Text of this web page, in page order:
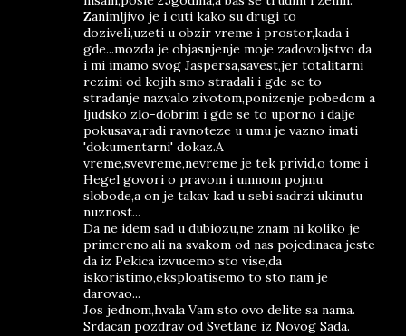
Zanimljivo je i cuti kako su drugi to
doziveli,uzeti u obzir vreme i prostor,kada i
gde...mozda je objasnjenje moje zadovoljstvo da
i mi imamo svog Jaspersa,savest,jer totalitarni
rezimi od kojih smo stradali i gde se to
stradanje nazvalo zivotom,ponizenje pobedom a
ljudsko zlo-dobrim i gde se to uporno i dalje
pokusava,radi ravnoteze u umu je vazno imati
'dokumentarni' dokaz.A
vreme,svevreme,nevreme je tek privid,o tome i
Hegel govori o pravom i umnom pojmu
slobode,a on je takav kad u sebi sadrzi ukinutu
nuznost...
Da ne idem sad u dubiozu,ne znam ni koliko je
primereno,ali na svakom od nas pojedinaca jeste
da iz Pekica izvucemo sto vise,da
iskoristimo,eksploatisemo to sto nam je
darovao...
Jos jednom,hvala Vam sto ovo delite sa nama.
Srdacan pozdrav od Svetlane iz Novog Sada.